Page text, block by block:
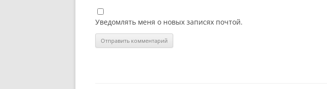
Уведомлять меня о новых записях почтой.